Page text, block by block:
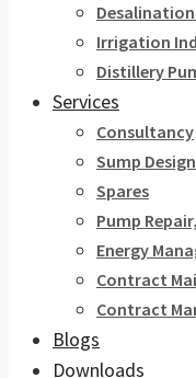
Irrigation
Distillery
Services
Consultancy
Sump Design
Spares
Pump
Energy
Contract
Contract
Blogs
Downloads